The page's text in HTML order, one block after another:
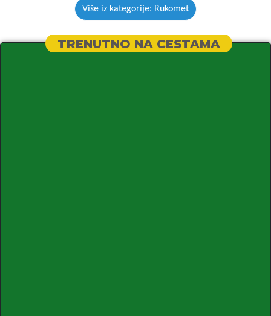
Više iz kategorije: Rukomet
TRENUTNO NA CESTAMA